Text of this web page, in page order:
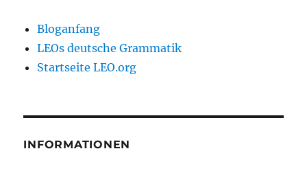
Bloganfang
LEOs deutsche Grammatik
Startseite LEO.org
INFORMATIONEN